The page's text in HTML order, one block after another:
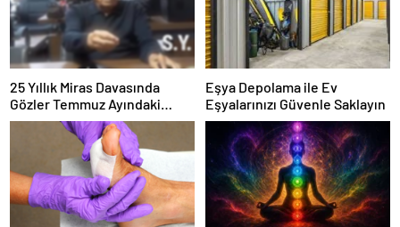
25 Yıllık Miras Davasında
Gözler Temmuz Ayındaki
Karar Duruşmasına Çevrildi
Eşya Depolama ile Ev
Eşyalarınızı Güvenle Saklayın